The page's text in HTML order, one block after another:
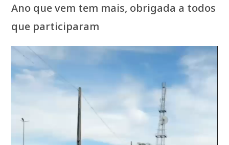
Ano que vem tem mais, obrigada a todos
que participaram
Tocador
de